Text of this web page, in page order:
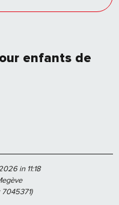
enfants de
in 11:18
7045371)